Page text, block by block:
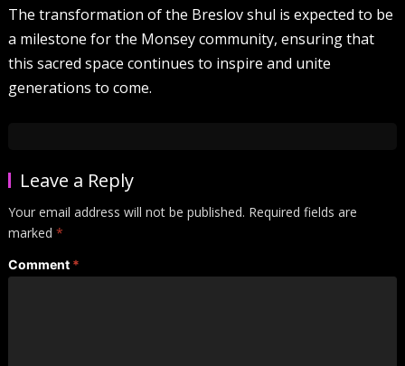
The transformation of the Breslov shul is expected to be
a milestone for the Monsey community, ensuring that
this sacred space continues to inspire and unite
generations to come.
Leave a Reply
Your email address will not be published. Required fields are
marked *
Comment *